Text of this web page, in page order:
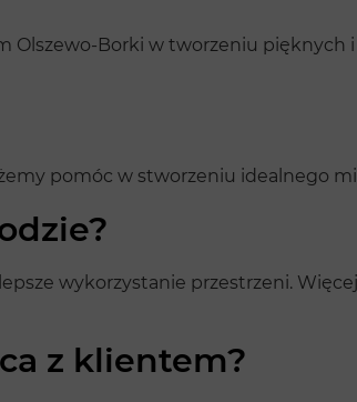
Olszewo-Borki w tworzeniu
pomóc w stworzeniu idealnego
wykorzystanie przestrzeni.
z klientem?